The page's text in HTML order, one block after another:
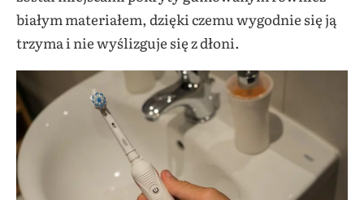
białym materiałem, dzięki czemu wygodnie się ją
trzyma i nie wyślizguje się z dłoni.